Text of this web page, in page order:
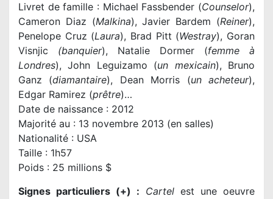
Livret de famille : Michael Fassbender (Counselor),
Cameron Diaz (Malkina), Javier Bardem (Reiner),
Penelope Cruz (Laura), Brad Pitt (Westray), Goran
Visnjic (banquier), Natalie Dormer (femme à
Londres), John Leguizamo (un mexicain), Bruno
Ganz (diamantaire), Dean Morris (un acheteur),
Edgar Ramirez (prêtre)…
Date de naissance : 2012
Majorité au : 13 novembre 2013 (en salles)
Nationalité : USA
Taille : 1h57
Poids : 25 millions $
Signes particuliers (+) : Cartelest une oeuvre